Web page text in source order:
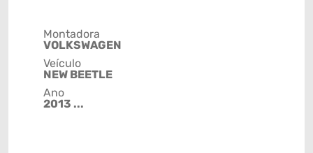
Montadora
VOLKSWAGEN
Veículo
NEW BEETLE
Ano
2013 ...